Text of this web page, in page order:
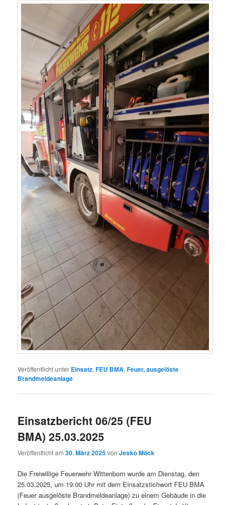
Veröffentlicht unter Einsatz,FEU BMA,Feuer, ausgelöste
Brandmeldeanlage
Einsatzbericht 06/25 (FEU
BMA) 25.03.2025
Veröffentlicht am30. März 2025vonJesko Möck
Die Freiwillige Feuerwehr Wittenborn wurde am Dienstag, den
25.03.2025, um 19:00 Uhr mit dem Einsatzstichwort FEU BMA
(Feuer ausgelöste Brandmeldeanlage) zu einem Gebäude in die